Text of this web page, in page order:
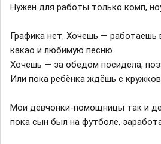
Нужен для работы только комп,
Графика нет. Хочешь — работаешь
какао и любимую песню.
Хочешь — за обедом посидела,
Или пока ребёнка ждёшь с
Мои девчонки-помощницы так и
пока сын был на футболе,